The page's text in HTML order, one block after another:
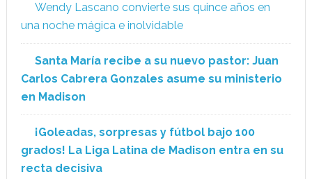
Wendy Lascano convierte sus quince años en
una noche mágica e inolvidable
Santa María recibe a su nuevo pastor: Juan
Carlos Cabrera Gonzales asume su ministerio
en Madison
¡Goleadas, sorpresas y fútbol bajo 100
grados! La Liga Latina de Madison entra en su
recta decisiva